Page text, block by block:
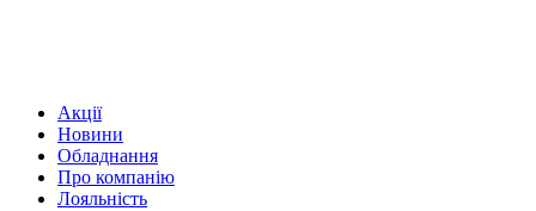
Акції
Новини
Обладнання
Про компанію
Лояльність